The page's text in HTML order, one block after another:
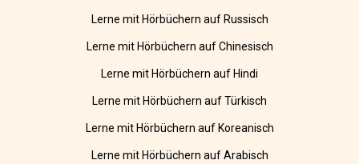
Lerne mit Hörbüchern auf Russisch
Lerne mit Hörbüchern auf Chinesisch
Lerne mit Hörbüchern auf Hindi
Lerne mit Hörbüchern auf Türkisch
Lerne mit Hörbüchern auf Koreanisch
Lerne mit Hörbüchern auf Arabisch